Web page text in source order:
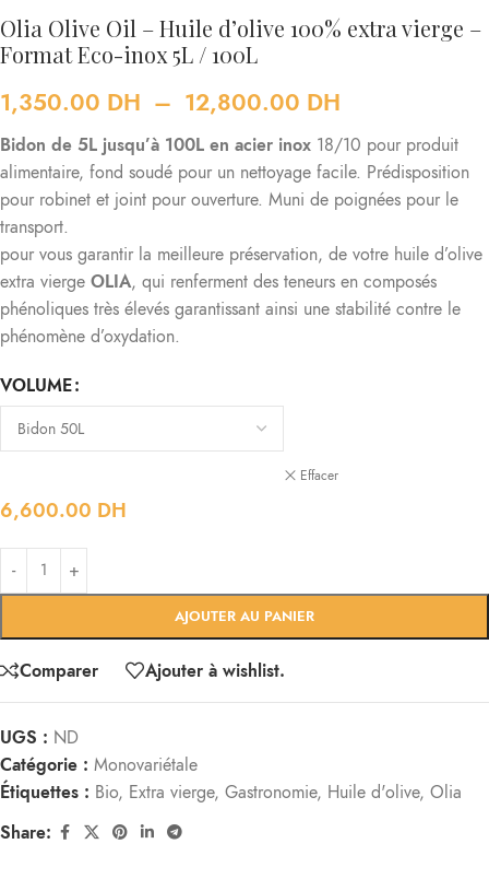
Olia Olive Oil – Huile d’olive 100% extra vierge –
Format Eco-inox 5L / 100L
1,350.00 DH – 12,800.00 DH
Bidon de 5L jusqu’à 100L en acier inox 18/10 pour produit
alimentaire, fond soudé pour un nettoyage facile. Prédisposition
pour robinet et joint pour ouverture. Muni de poignées pour le
transport.
pour vous garantir la meilleure préservation, de votre huile d’olive
extra vierge OLIA, qui renferment des teneurs en composés
phénoliques très élevés garantissant ainsi une stabilité contre le
phénomène d’oxydation.
VOLUME
Effacer
6,600.00 DH
AJOUTER AU PANIER
Comparer Ajouter à wishlist.
UGS : ND
Catégorie : Monovariétale
Étiquettes : Bio, Extra vierge, Gastronomie, Huile d'olive, Olia
Share: